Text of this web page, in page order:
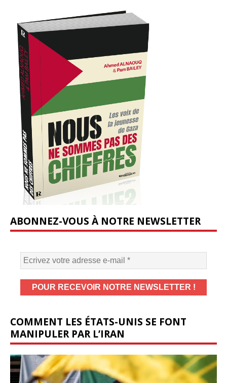
ABONNEZ-VOUS À NOTRE NEWSLETTER
COMMENT LES ÉTATS-UNIS SE FONT
MANIPULER PAR L’IRAN